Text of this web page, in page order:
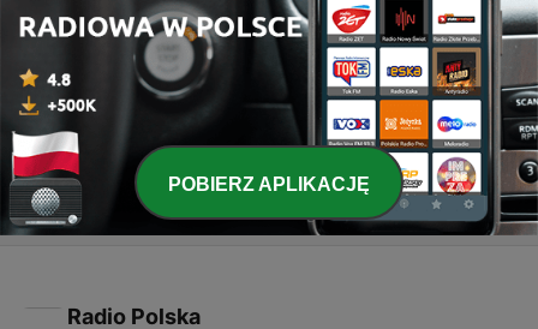
Aqidatul Awwam matan 01
01 mar 2021
Sinopsis Aqidatul Awwam
01 mar 2021
Radio Polska
POBIERZ APLIKACJĘ